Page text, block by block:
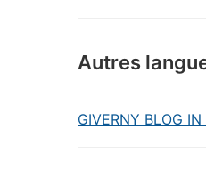
Autres
GIVERNY BLOG IN